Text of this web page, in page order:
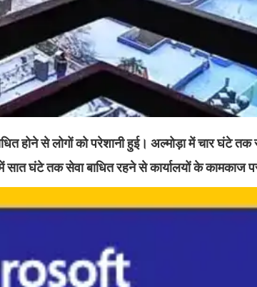
होने से लोगों को परेशानी हुई। अल्मोड़ा में चार घंटे
घंटे तक सेवा बाधित रहने से कार्यालयों के कामकाज